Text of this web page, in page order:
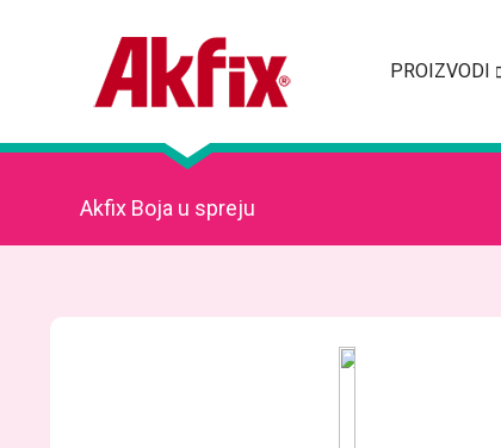
PROIZVODI
Akfix Boja u spreju